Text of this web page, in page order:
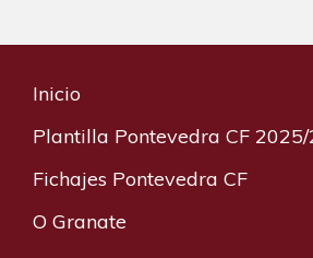
Inicio
Plantilla Pontevedra CF
Fichajes Pontevedra CF
O Granate